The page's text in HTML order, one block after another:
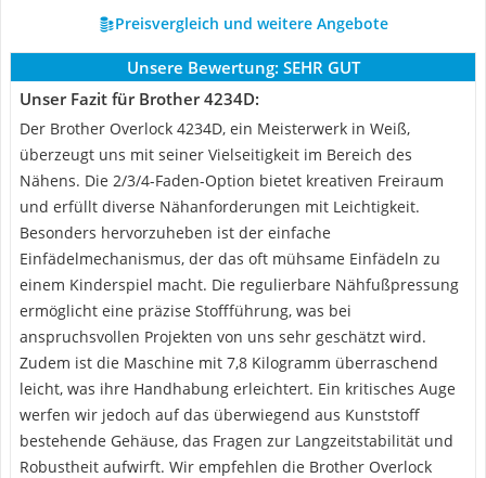
Preisvergleich und weitere Angebote
Unsere Bewertung: SEHR GUT
Unser Fazit für Brother 4234D:
Der Brother Overlock 4234D, ein Meisterwerk in Weiß,
überzeugt uns mit seiner Vielseitigkeit im Bereich des
Nähens. Die 2/3/4-Faden-Option bietet kreativen Freiraum
und erfüllt diverse Nähanforderungen mit Leichtigkeit.
Besonders hervorzuheben ist der einfache
Einfädelmechanismus, der das oft mühsame Einfädeln zu
einem Kinderspiel macht. Die regulierbare Nähfußpressung
ermöglicht eine präzise Stoffführung, was bei
anspruchsvollen Projekten von uns sehr geschätzt wird.
Zudem ist die Maschine mit 7,8 Kilogramm überraschend
leicht, was ihre Handhabung erleichtert. Ein kritisches Auge
werfen wir jedoch auf das überwiegend aus Kunststoff
bestehende Gehäuse, das Fragen zur Langzeitstabilität und
Robustheit aufwirft. Wir empfehlen die Brother Overlock